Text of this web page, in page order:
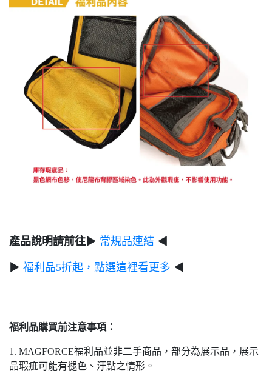
產品說明請前往 ▶ 常規品連結 ◀
▶ 福利品5折起，點選這裡看更多 ◀
福利品購買前注意事項：
1. MAGFORCE福利品並非二手商品，部分為展示品，展示
品瑕疵可能有褪色、汙點之情形。